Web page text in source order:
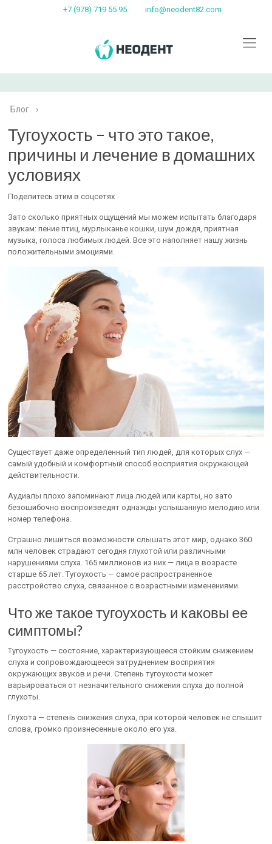
+7 (978) 719 55 95 info@neodent82.com
Блог ›
Тугоухость – что это такое,
причины и лечение в домашних
условиях
Поделитесь этим в соцсетях
Зато сколько приятных ощущений мы можем испытать благодаря
звукам: пение птиц, мурлыканье кошки, шум дождя, приятная
музыка, голоса любимых людей. Все это наполняет нашу жизнь
положительными эмоциями.
Существует даже определенный тип людей, для которых слух —
самый удобный и комфортный способ восприятия окружающей
действительности.
Аудиалы плохо запоминают лица людей или карты, но зато
безошибочно воспроизведят однажды услышанную мелодию или
номер телефона.
Страшно лишиться возможности слышать этот мир, однако 360
млн человек страдают сегодня глухотой или различными
нарушениями слуха. 165 миллионов из них — лица в возрасте
старше 65 лет. Тугоухость — самое распространенное
расстройство слуха, связанное с возрастными изменениями.
Что же такое тугоухость и каковы ее
симптомы?
Тугоухость — состояние, характеризующееся стойким снижением
слуха и сопровождающееся затруднением восприятия
окружающих звуков и речи. Степень тугоухости может
варьироваться от незначительного снижения слуха до полной
глухоты.
Глухота — степень снижения слуха, при которой человек не слышит
слова, громко произнесенные около его уха.